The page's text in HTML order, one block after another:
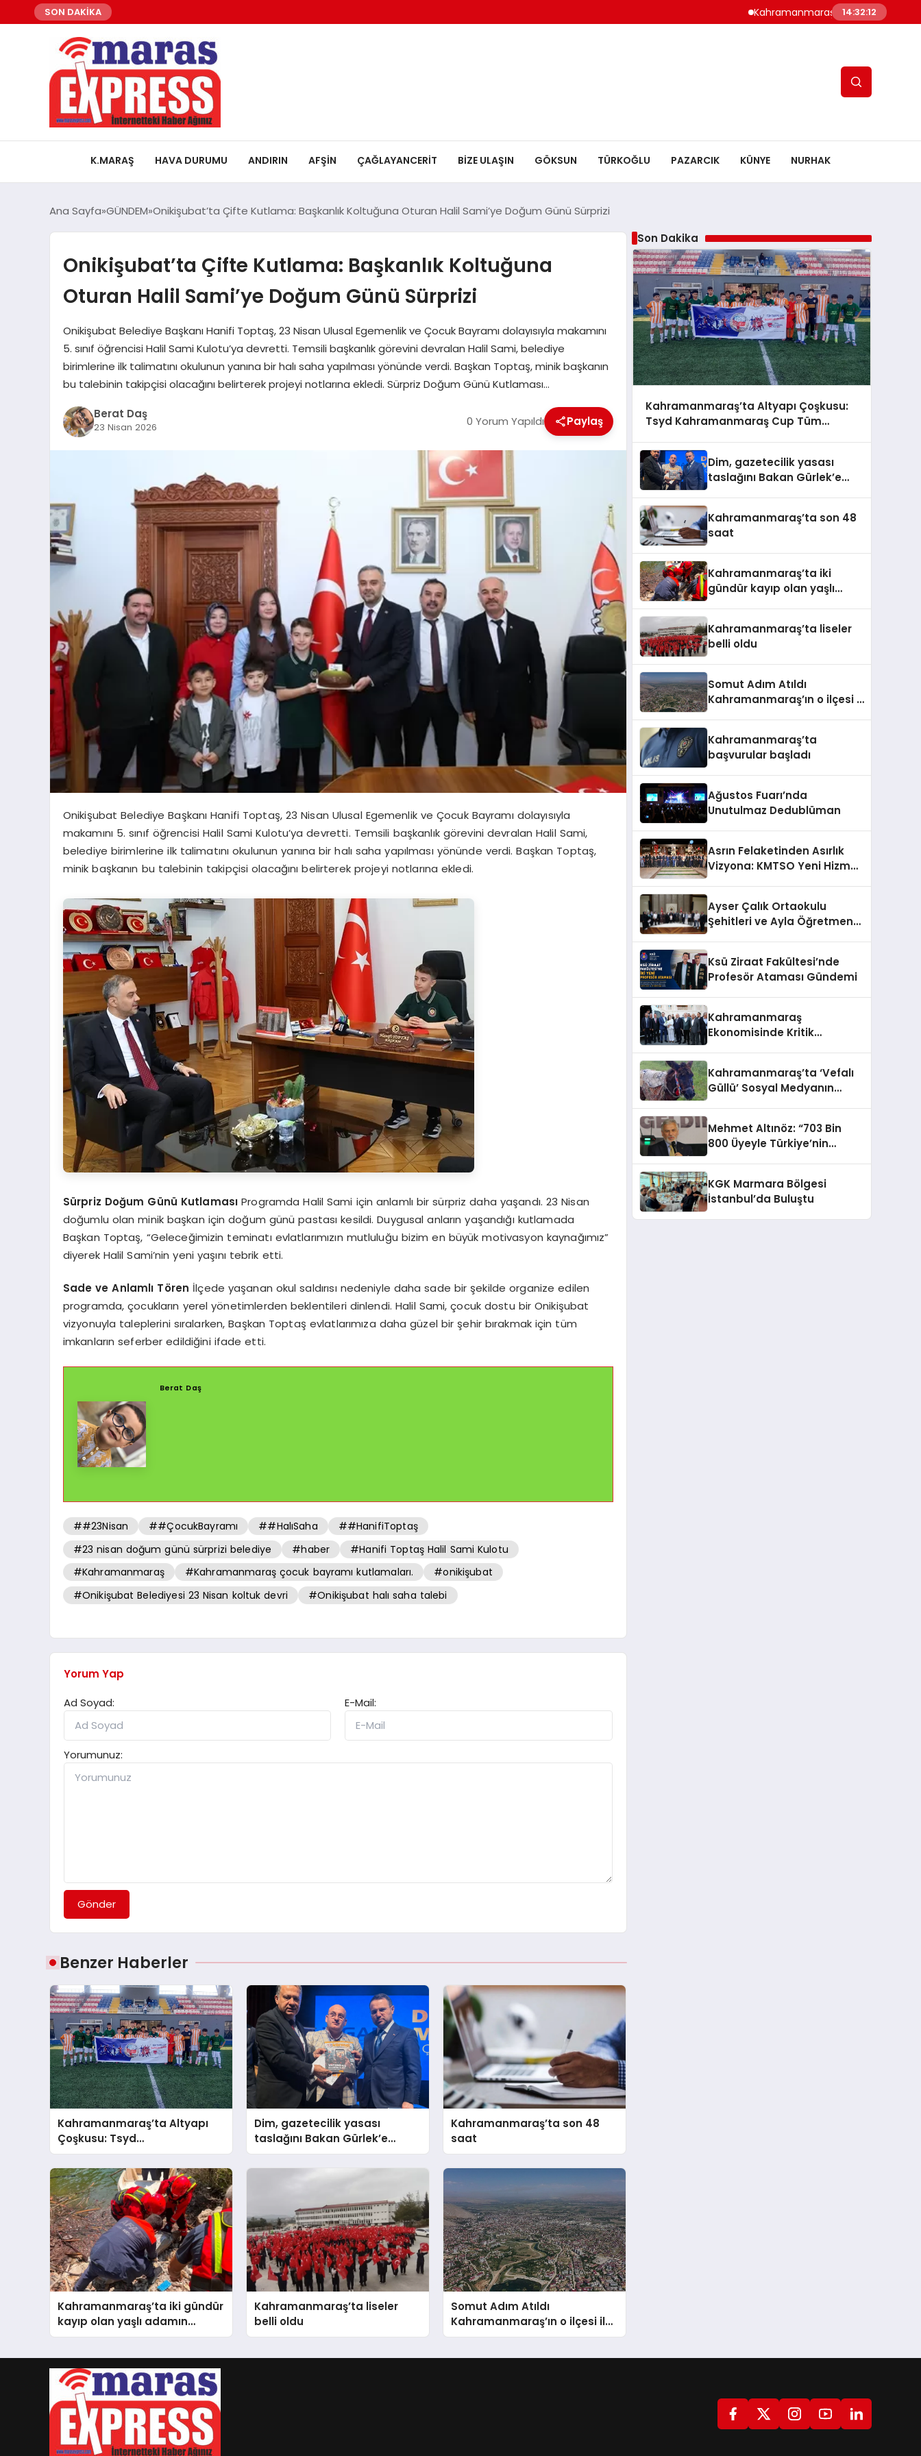
SON DAKİKA Kahramanmaraş’ta Altyapı Çoşkusu: Tsyd
14:32:13
K.MARAŞ HAVA DURUMU ANDIRIN AFŞİN ÇAĞLAYANCERİT BİZE ULAŞIN GÖKSUN TÜRKOĞLU PAZARCIK KÜNYE NURHAK
Ana Sayfa GÜNDEM Onikişubat’ta Çifte Kutlama: Başkanlık Koltuğuna Oturan Halil Sami’ye Doğum Günü Sürprizi
Onikişubat’ta Çifte Kutlama: Başkanlık Koltuğuna
Oturan Halil Sami’ye Doğum Günü Sürprizi
Onikişubat Belediye Başkanı Hanifi Toptaş, 23 Nisan Ulusal Egemenlik ve Çocuk Bayramı dolayısıyla makamını
5. sınıf öğrencisi Halil Sami Kulotu’ya devretti. Temsili başkanlık görevini devralan Halil Sami, belediye
birimlerine ilk talimatını okulunun yanına bir halı saha yapılması yönünde verdi. Başkan Toptaş, minik başkanın
bu talebinin takipçisi olacağını belirterek projeyi notlarına ekledi. Sürpriz Doğum Günü Kutlaması…
Berat Daş
23 Nisan 2026 0 Yorum Yapıldı Paylaş
Onikişubat Belediye Başkanı Hanifi Toptaş, 23 Nisan Ulusal Egemenlik ve Çocuk Bayramı dolayısıyla
makamını 5. sınıf öğrencisi Halil Sami Kulotu’ya devretti. Temsili başkanlık görevini devralan Halil Sami,
belediye birimlerine ilk talimatını okulunun yanına bir halı saha yapılması yönünde verdi. Başkan Toptaş,
minik başkanın bu talebinin takipçisi olacağını belirterek projeyi notlarına ekledi.
Sürpriz Doğum Günü Kutlaması Programda Halil Sami için anlamlı bir sürpriz daha yaşandı. 23 Nisan
doğumlu olan minik başkan için doğum günü pastası kesildi. Duygusal anların yaşandığı kutlamada
Başkan Toptaş, “Geleceğimizin teminatı evlatlarımızın mutluluğu bizim en büyük motivasyon kaynağımız”
diyerek Halil Sami’nin yeni yaşını tebrik etti.
Sade ve Anlamlı Tören İlçede yaşanan okul saldırısı nedeniyle daha sade bir şekilde organize edilen
programda, çocukların yerel yönetimlerden beklentileri dinlendi. Halil Sami, çocuk dostu bir Onikişubat
vizyonuyla taleplerini sıralarken, Başkan Toptaş evlatlarımıza daha güzel bir şehir bırakmak için tüm
imkanların seferber edildiğini ifade etti.
Berat Daş
##23Nisan ##ÇocukBayramı ##HalıSaha
##HanifiToptaş
#23 nisan doğum günü sürprizi belediye
#haber
#Hanifi Toptaş Halil Sami Kulotu
#Kahramanmaraş
#Kahramanmaraş çocuk bayramı kutlamaları.
#onikişubat
#Onikişubat Belediyesi 23 Nisan koltuk devri
#Onikişubat halı saha talebi
Yorum Yap
Ad Soyad:
E-Mail:
Yorumunuz:
Gönder
Benzer Haberler
Kahramanmaraş’ta Altyapı
Çoşkusu: Tsyd
Kahramanmaraş Cup Tüm
Hızıyla Devam Ediyor
Dim, gazetecilik yasası
taslağını Bakan Gürlek’e
sundu
Kahramanmaraş’ta son 48
saat
Kahramanmaraş’ta iki gündür
kayıp olan yaşlı adamın
cansız bedeni barajda
Kahramanmaraş’ta liseler
belli oldu
Somut Adım Atıldı
Kahramanmaraş’ın o ilçesi il
olacak
Son Dakika
Kahramanmaraş’ta Altyapı Çoşkusu:
Tsyd Kahramanmaraş Cup Tüm
Dim, gazetecilik yasası
taslağını Bakan Gürlek’e
Kahramanmaraş’ta son 48
saat
Kahramanmaraş’ta iki
gündür kayıp olan yaşlı
Kahramanmaraş’ta liseler
belli oldu
Somut Adım Atıldı
Kahramanmaraş’ın o ilçesi il
Kahramanmaraş’ta
başvurular başladı
Ağustos Fuarı’nda
Unutulmaz Dedublüman
Asrın Felaketinden Asırlık
Vizyona: KMTSO Yeni Hizmet
Ayser Çalık Ortaokulu
Şehitleri ve Ayla Öğretmen
Ksü Ziraat Fakültesi’nde
Profesör Ataması Gündemi
Kahramanmaraş
Ekonomisinde Kritik
Kahramanmaraş’ta ‘Vefalı
Güllü’ Sosyal Medyanın
Mehmet Altınöz: “703 Bin
800 Üyeyle Türkiye’nin
KGK Marmara Bölgesi
İstanbul’da Buluştu